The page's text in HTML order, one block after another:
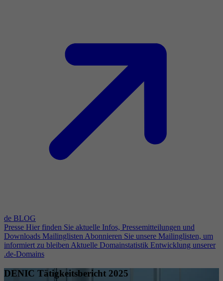
de BLOG
Presse Hier finden Sie aktuelle Infos, Pressemitteilungen und
Downloads Mailinglisten Abonnieren Sie unsere Mailinglisten, um
informiert zu bleiben Aktuelle Domainstatistik Entwicklung unserer
.de-Domains
DENIC Tätigkeitsbericht 2025